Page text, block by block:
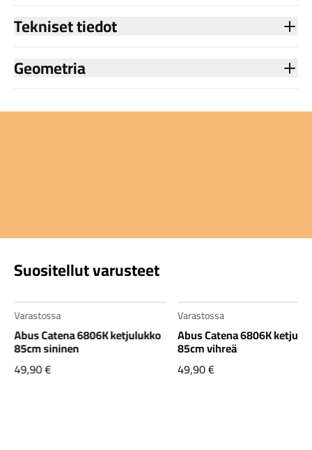
Tekniset tiedot
Geometria
Suositellut varusteet
Varastossa
Abus Catena 6806K ketjulukko
85cm sininen
49,90€
Varastossa
Abus Catena 6806K
85cm vihreä
49,90€